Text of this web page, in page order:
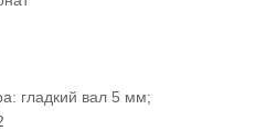
гладкий вал 5 мм;